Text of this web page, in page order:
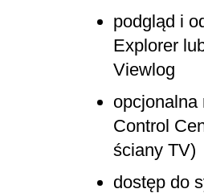
podgląd i
Explorer
Viewlog
opcjonalna
Control
ściany TV)
dostęp do